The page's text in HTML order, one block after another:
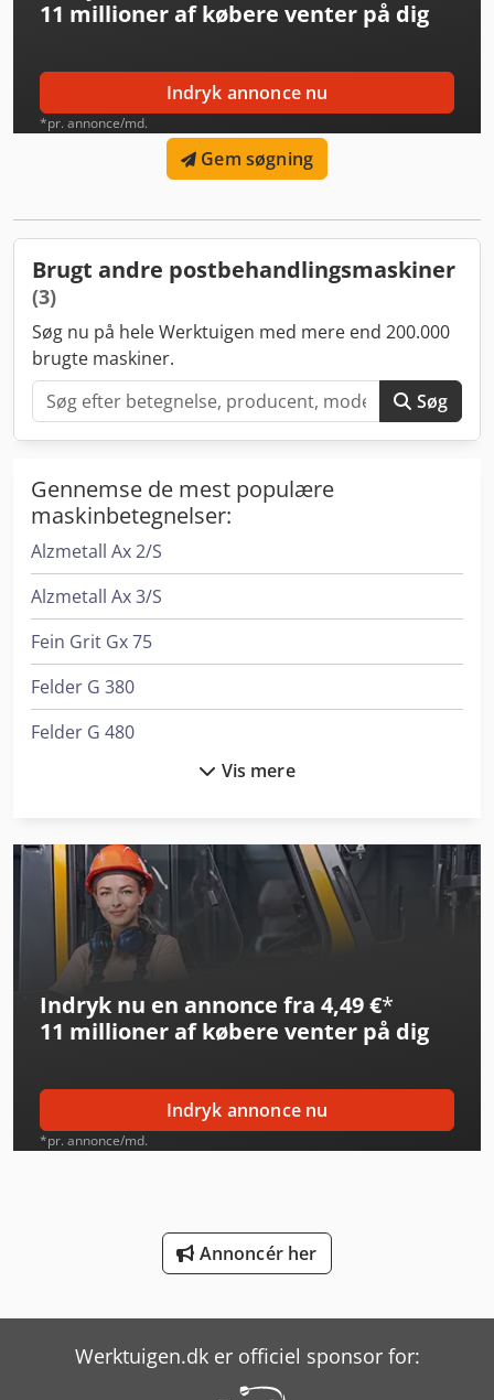
11 millioner af købere venter på dig
Indryk annonce nu
*pr. annonce/md.
Gem søgning
Brugt andre postbehandlingsmaskiner
(3)
Søg nu på hele Werktuigen med mere end 200.000
brugte maskiner.
Søg
Gennemse de mest populære
maskinbetegnelser:
Alzmetall Ax 2/S
Alzmetall Ax 3/S
Fein Grit Gx 75
Felder G 380
Felder G 480
Flott Bsm 75
Gildemeister Nef 400
Graule Akf 4/250
Graule Akf 6/250
Graule As 450
Haas Tl-2
Haas Vf-2
Huvema Hu 230 Dg
Huvema Hu 370 Psk
Index Ms40-6
Vis mere
Indryk nu en annonce fra 4,49 €*
11 millioner af købere venter på dig
Indryk annonce nu
*pr. annonce/md.
Annoncér her
Werktuigen.dk er officiel sponsor for: